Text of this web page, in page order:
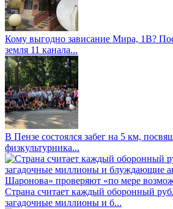
Кому выгодно зависание Мира, 1В?
земля 11 канала...
В Пензе состоялся забег на 5 км,
физкультурника...
Страна считает каждый оборонный
загадочные миллионы и б...